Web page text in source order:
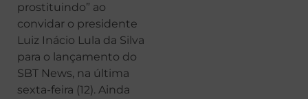
prostituindo” ao
convidar o presidente
Luiz Inácio Lula da Silva
para o lançamento do
SBT News, na última
sexta-feira (12). Ainda